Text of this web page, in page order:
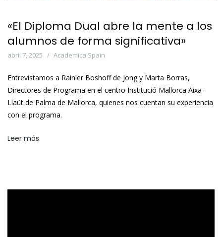
«El Diploma Dual abre la mente a los
alumnos de forma significativa»
abril 7, 2025 Academica Spain
Entrevistamos a Rainier Boshoff de Jong y Marta Borras,
Directores de Programa en el centro Institució Mallorca Aixa-
Llaüt de Palma de Mallorca, quienes nos cuentan su experiencia
con el programa.
Leer más